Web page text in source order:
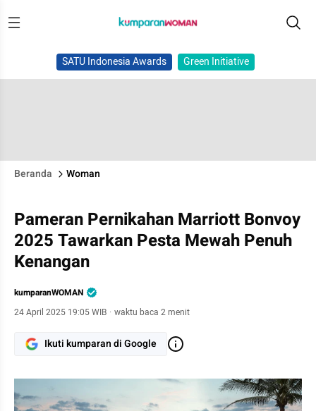
SATU Indonesia Awards Green Initiative
Beranda Woman
Pameran Pernikahan Marriott Bonvoy
2025 Tawarkan Pesta Mewah Penuh
Kenangan
kumparanWOMAN
24 April 2025 19:05 WIB · waktu baca 2 menit
Ikuti kumparan di Google